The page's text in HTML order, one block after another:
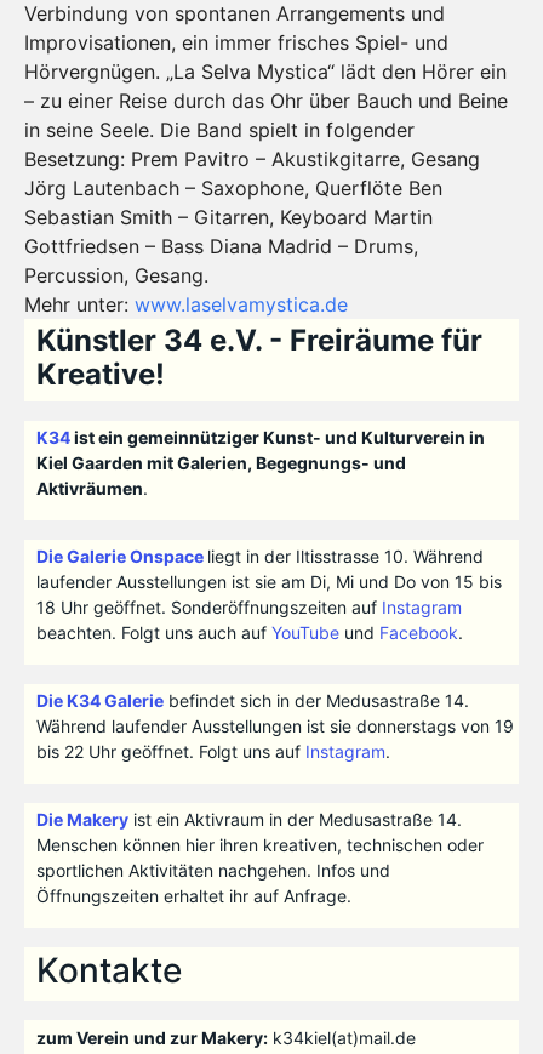
Verbindung von spontanen Arrangements und
Improvisationen, ein immer frisches Spiel- und
Hörvergnügen. „La Selva Mystica“ lädt den Hörer ein
– zu einer Reise durch das Ohr über Bauch und Beine
in seine Seele. Die Band spielt in folgender
Besetzung: Prem Pavitro – Akustikgitarre, Gesang
Jörg Lautenbach – Saxophone, Querflöte Ben
Sebastian Smith – Gitarren, Keyboard Martin
Gottfriedsen – Bass Diana Madrid – Drums,
Percussion, Gesang.
Mehr unter: www.laselvamystica.de
Künstler 34 e.V. - Freiräume für
Kreative!
K34ist ein gemeinnütziger Kunst- und Kulturverein in
Kiel Gaarden mit Galerien, Begegnungs- und
Aktivräumen.
Die Galerie Onspace liegt in der Iltisstrasse 10. Während
laufender Ausstellungen ist sie am Di, Mi und Do von 15 bis
18 Uhr geöffnet. Sonderöffnungszeiten auf Instagram
beachten. Folgt uns auch auf YouTubeund Facebook.
Die K34 Galeriebefindet sich in der Medusastraße 14.
Während laufender Ausstellungen ist sie donnerstags von 19
bis 22 Uhr geöffnet. Folgt uns auf Instagram.
Die Makeryist ein Aktivraum in der Medusastraße 14.
Menschen können hier ihren kreativen, technischen oder
sportlichen Aktivitäten nachgehen. Infos und
Öffnungszeiten erhaltet ihr auf Anfrage.
Kontakte
zum Verein und zur Makery:k34kiel(at)mail.de